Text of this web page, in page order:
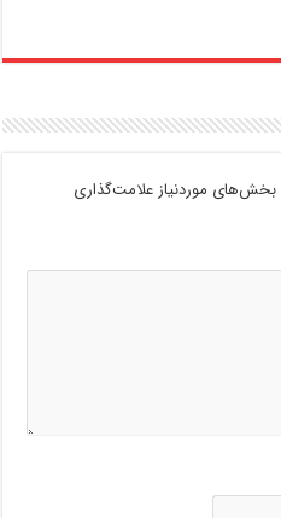
بخش‌های موردنیاز علامت‌گذاری